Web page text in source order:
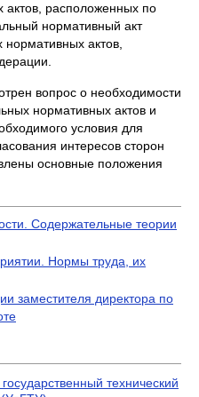
рас­положенных по
нормативный акт
актов,
вопрос о необходимости
нормативных актов и
условия для
интересов сторон
ос­новные положения
Содержательные теории
Нормы труда, их
заместителя директора по
технический